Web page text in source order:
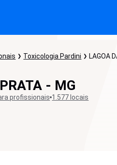
Toxicologia Pardini LAGOA
- MG
profissionais 1.577 locais